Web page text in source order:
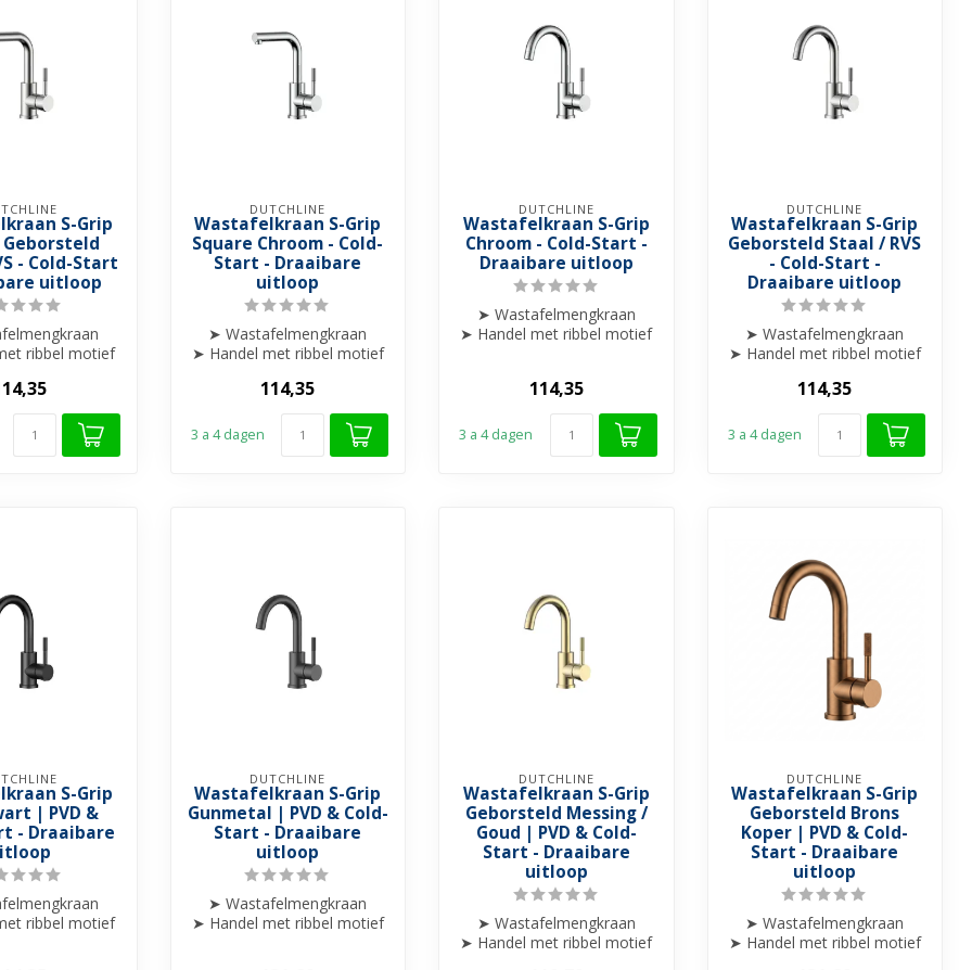
S-Grip
Geborsteld
- Cold-Start
uitloop
ribbel motief
uitloop
...
DUTCHLINE
Wastafelkraan S-Grip
Square Chroom - Cold-
Start - Draaibare
uitloop
➤ Wastafelmengkraan
➤ Handel met ribbel motief
➤ Draaibare uitloop
...
114,35
3 a 4 dagen
DUTCHLINE
Wastafelkraan S-Grip
Chroom - Cold-Start -
Draaibare uitloop
➤ Wastafelmengkraan
➤ Handel met ribbel motief
...
114,35
3 a 4 dagen
DUTCHLINE
Wastafelkraan S-Grip
Geborsteld Staal / RVS
- Cold-Start -
Draaibare uitloop
➤ Wastafelmengkraan
➤ Handel met ribbel motief
➤ Draaibare uitloop
...
114,35
3 a 4 dagen
S-Grip
| PVD &
- Draaibare
ribbel motief
DUTCHLINE
Wastafelkraan S-Grip
Gunmetal | PVD & Cold-
Start - Draaibare
uitloop
➤ Wastafelmengkraan
➤ Handel met ribbel motief
DUTCHLINE
Wastafelkraan S-Grip
Geborsteld Messing /
Goud | PVD & Cold-
Start - Draaibare
uitloop
➤ Wastafelmengkraan
➤ Handel met ribbel motief
DUTCHLINE
Wastafelkraan S-Grip
Geborsteld Brons
Koper | PVD & Cold-
Start - Draaibare
uitloop
➤ Wastafelmengkraan
➤ Handel met ribbel motief